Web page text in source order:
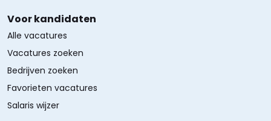
Voor kandidaten
Alle vacatures
Vacatures zoeken
Bedrijven zoeken
Favorieten vacatures
Salaris wijzer